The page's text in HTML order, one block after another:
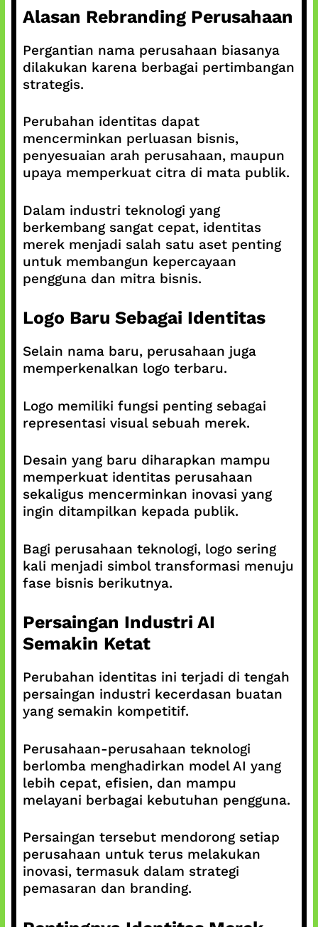
Alasan Rebranding Perusahaan
Pergantian nama perusahaan biasanya
dilakukan karena berbagai pertimbangan
strategis.
Perubahan identitas dapat
mencerminkan perluasan bisnis,
penyesuaian arah perusahaan, maupun
upaya memperkuat citra di mata publik.
Dalam industri teknologi yang
berkembang sangat cepat, identitas
merek menjadi salah satu aset penting
untuk membangun kepercayaan
pengguna dan mitra bisnis.
Logo Baru Sebagai Identitas
Selain nama baru, perusahaan juga
memperkenalkan logo terbaru.
Logo memiliki fungsi penting sebagai
representasi visual sebuah merek.
Desain yang baru diharapkan mampu
memperkuat identitas perusahaan
sekaligus mencerminkan inovasi yang
ingin ditampilkan kepada publik.
Bagi perusahaan teknologi, logo sering
kali menjadi simbol transformasi menuju
fase bisnis berikutnya.
Persaingan Industri AI
Semakin Ketat
Perubahan identitas ini terjadi di tengah
persaingan industri kecerdasan buatan
yang semakin kompetitif.
Perusahaan-perusahaan teknologi
berlomba menghadirkan model AI yang
lebih cepat, efisien, dan mampu
melayani berbagai kebutuhan pengguna.
Persaingan tersebut mendorong setiap
perusahaan untuk terus melakukan
inovasi, termasuk dalam strategi
pemasaran dan branding.